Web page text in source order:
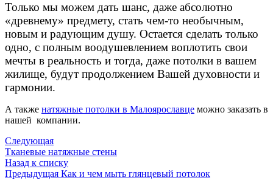
Только мы можем дать шанс, даже абсолютно
«древнему» предмету, стать чем-то необычным,
новым и радующим душу. Остается сделать только
одно, с полным воодушевлением воплотить свои
мечты в реальность и тогда, даже потолки в вашем
жилище, будут продолжением Вашей духовности и
гармонии.
А также натяжные потолки в Малоярославце можно заказать в
нашей компании.
Следующая
Тканевые натяжные стены
Назад к списку
Предыдущая Как и чем мыть глянцевый потолок